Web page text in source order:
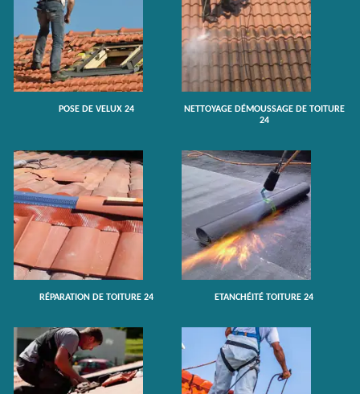
POSE DE VELUX 24
NETTOYAGE DÉMOUSSAGE DE TOITURE
24
RÉPARATION DE TOITURE 24 ETANCHÉITÉ TOITURE 24